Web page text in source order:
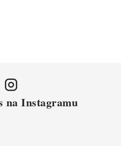
na Instagramu